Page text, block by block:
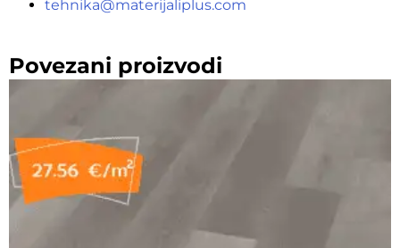
tehnika@materijaliplus.com
Povezani proizvodi